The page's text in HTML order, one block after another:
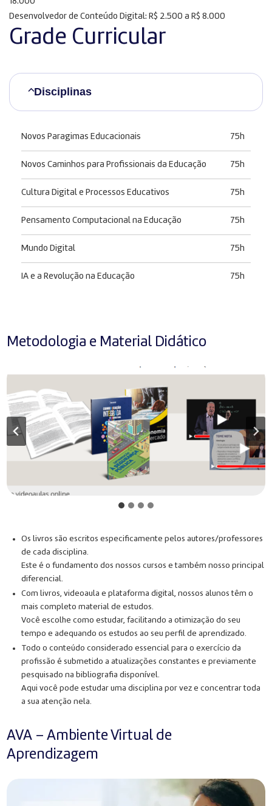
Desenvolvedor de Conteúdo Digital: R$ 2.500 a R$ 8.000
Grade Curricular
Disciplinas
Novos Paragimas Educacionais 75h
Novos Caminhos para Profissionais da Educação 75h
Cultura Digital e Processos Educativos 75h
Pensamento Computacional na Educação 75h
Mundo Digital 75h
IA e a Revolução na Educação 75h
Metodologia e Material Didático
Os livros são escritos especificamente pelos autores/professores
de cada disciplina.
Este é o fundamento dos nossos cursos e também nosso principal
diferencial.
Com livros, videoaula e plataforma digital, nossos alunos têm o
mais completo material de estudos.
Você escolhe como estudar, facilitando a otimização do seu
tempo e adequando os estudos ao seu perfil de aprendizado.
Todo o conteúdo considerado essencial para o exercício da
profissão é submetido a atualizações constantes e previamente
pesquisado na bibliografia disponível.
Aqui você pode estudar uma disciplina por vez e concentrar toda
a sua atenção nela.
AVA – Ambiente Virtual de
Aprendizagem